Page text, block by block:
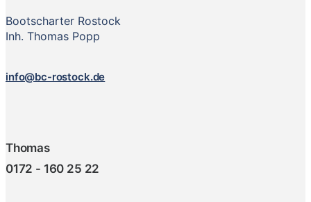
Bootscharter Rostock
Inh. Thomas Popp
info@bc-rostock.de
Thomas
0172 - 160 25 22